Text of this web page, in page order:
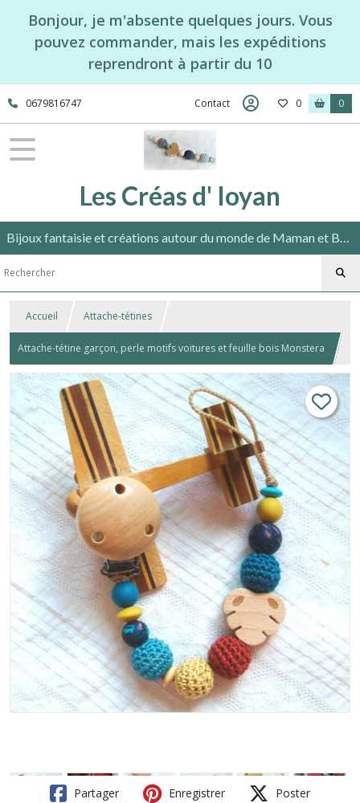
Bonjour, je m'absente quelques jours. Vous
pouvez commander, mais les expéditions
reprendront à partir du 10
0679816747 Contact 0 0
Les Créas d' Ioyan
Bijoux fantaisie et créations autour du monde de Maman et Bébé répondant aux normes en vigueur.
Accueil Attache-tétines
Attache-tétine garçon, perle motifs voitures et feuille bois Monstera
Partager Enregistrer Poster